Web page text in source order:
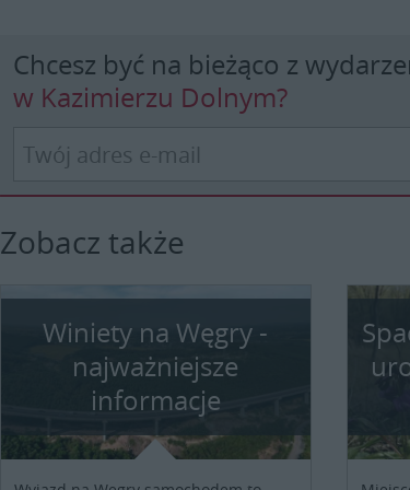
Chcesz być na bieżąco z
w Kazimierzu Dolnym?
Zobacz także
Winiety na Węgry -
najważniejsze
informacje